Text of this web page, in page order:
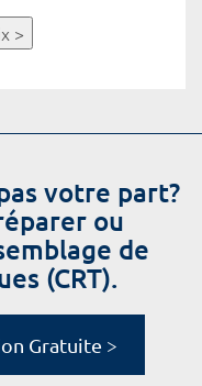
>
votre part?
ou
de
(CRT).
Gratuite >